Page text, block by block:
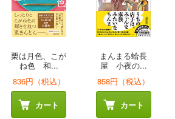
栗は月色、こが
ね色 和...
836円（税込）
カート
まんまる蛤長
屋 小夜の...
858円（税込）
カート